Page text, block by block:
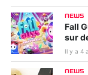
NEWS
Fall
sur
Il y a 4
NEWS